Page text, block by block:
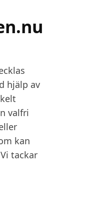
hjälp av
valfri
kan
tackar